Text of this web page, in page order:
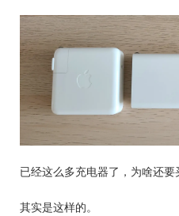
已经这么多充电器了，为啥还要
其实是这样的。